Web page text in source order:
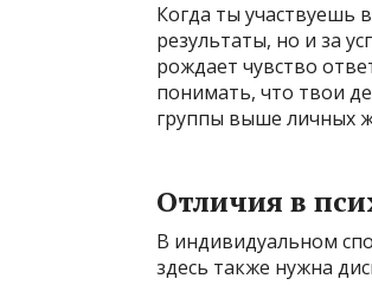
Когда ты участвуешь
результаты, но и за
рождает чувство
понимать, что твои
группы выше личных
Отличия в
В индивидуальном
здесь также нужна